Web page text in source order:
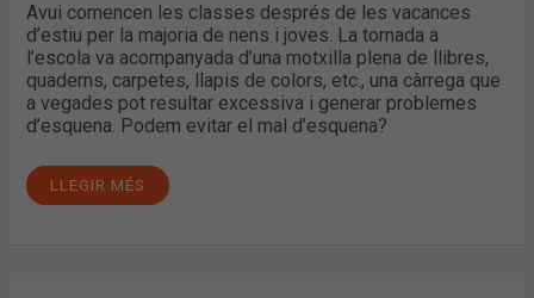
Avui comencen les classes després de les vacances
d’estiu per la majoria de nens i joves. La tornada a
l’escola va acompanyada d’una motxilla plena de llibres,
quaderns, carpetes, llapis de colors, etc., una càrrega que
a vegades pot resultar excessiva i generar problemes
d’esquena. Podem evitar el mal d’esquena?
LLEGIR MÉS